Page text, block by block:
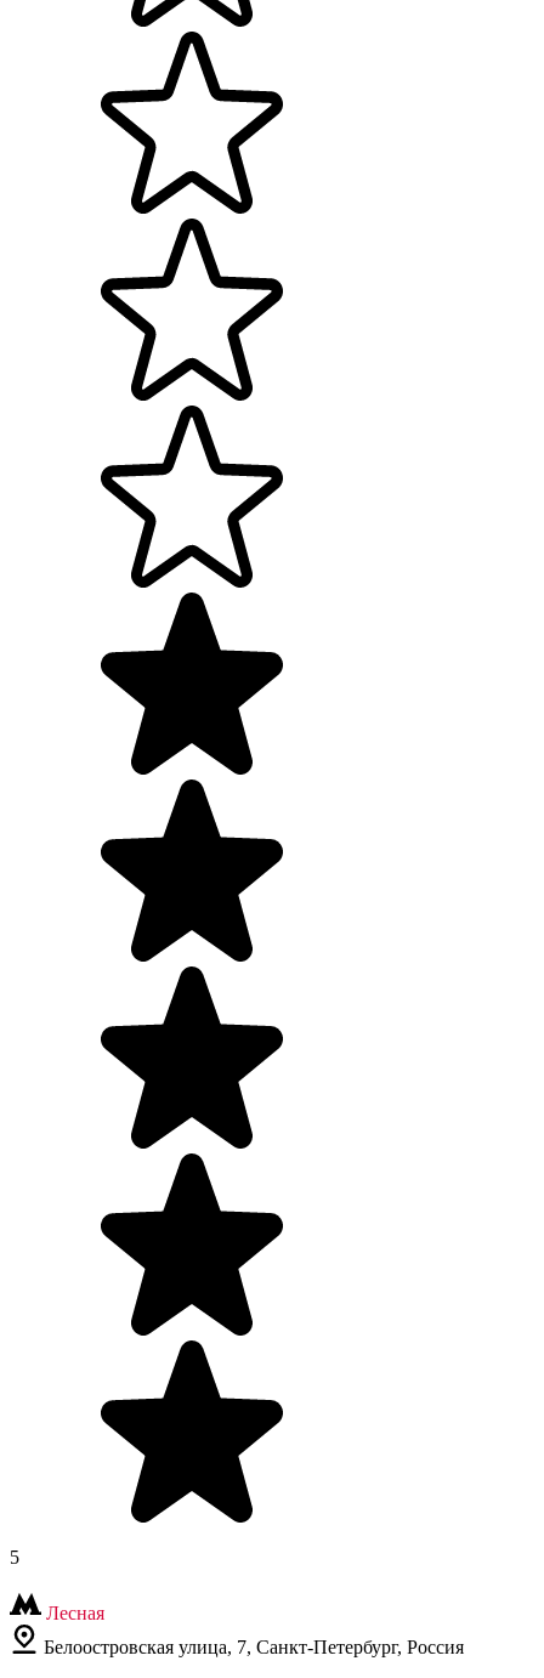
5
Лесная
Белоостровская улица, 7, Санкт-Петербург, Россия